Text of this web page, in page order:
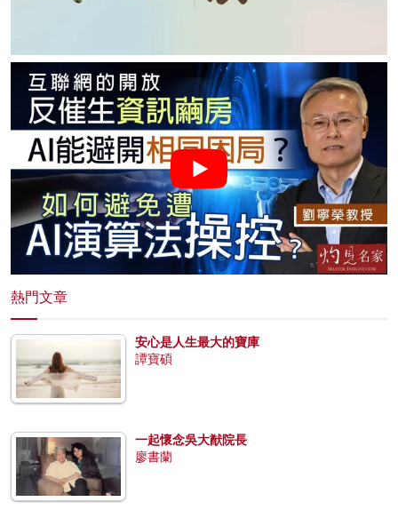
熱門文章
安心是人生最大的寶庫
譚寶碩
一起懷念吳大猷院長
廖書蘭